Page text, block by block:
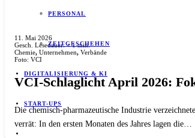
PERSONAL
ZEITGESCHEHEN
DIGITALISIERUNG & KI
START-UPS
11. Mai 2026
Gesch. Lesedauer: < 1 min.
Chemie, Unternehmen, Verbände
Foto: VCI
VCI-Schlaglicht April 2026:
Die chemisch-pharmazeutische Industrie
verrät: In den ersten Monaten des Jahres lagen die…